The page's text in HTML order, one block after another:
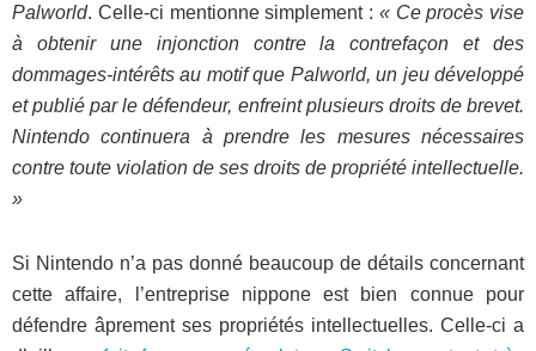
Palworld. Celle-ci mentionne simplement : « Ce procès vise
à obtenir une injonction contre la contrefaçon et des
dommages-intérêts au motif que Palworld, un jeu développé
et publié par le défendeur, enfreint plusieurs droits de brevet.
Nintendo continuera à prendre les mesures nécessaires
contre toute violation de ses droits de propriété intellectuelle.
»
Si Nintendo n’a pas donné beaucoup de détails concernant
cette affaire, l’entreprise nippone est bien connue pour
défendre âprement ses propriétés intellectuelles. Celle-ci a